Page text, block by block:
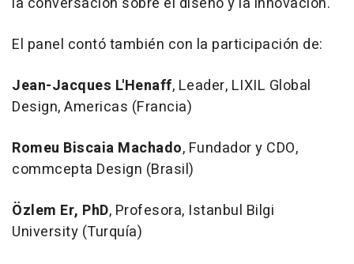
El panel contó también con la participación de:
Jean-Jacques L'Henaff, Leader, LIXIL Global
Design, Americas (Francia)
Romeu Biscaia Machado, Fundador y CDO,
commcepta Design (Brasil)
Özlem Er, PhD, Profesora, Istanbul Bilgi
University (Turquía)